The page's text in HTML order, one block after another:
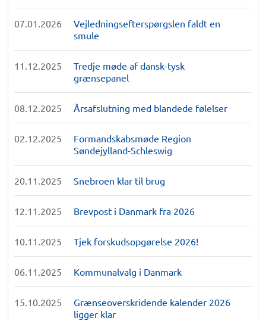
07.01.2026
Vejledningsefterspørgslen faldt en
smule
11.12.2025
Tredje møde af dansk-tysk
grænsepanel
08.12.2025 Årsafslutning med blandede følelser
02.12.2025
Formandskabsmøde Region
Søndejylland-Schleswig
20.11.2025 Snebroen klar til brug
12.11.2025 Brevpost i Danmark fra 2026
10.11.2025 Tjek forskudsopgørelse 2026!
06.11.2025 Kommunalvalg i Danmark
15.10.2025
Grænseoverskridende kalender 2026
ligger klar